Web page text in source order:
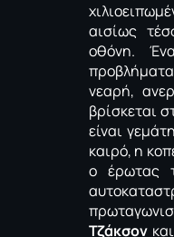
αισίως
οθόνη.
νεαρή,
βρίσκεται
είναι
καιρό, η
ο έρωτας
Τζάκσον